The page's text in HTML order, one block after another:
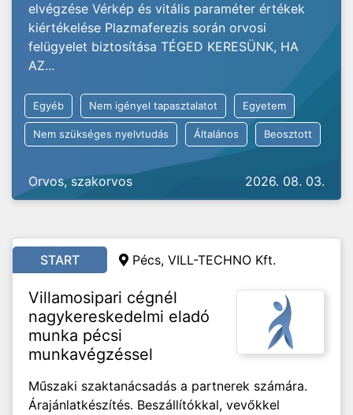
elvégzése Vérkép és vitális paraméter értékek
kiértékelése Plazmaferezis során orvosi
felügyelet biztosítása TÉGED KERESÜNK, HA
AZ...
Egyéb Nem igényel tapasztalatot Egyetem
Nem szükséges nyelvtudás Általános Beosztott
Orvos, szakorvos 2026. 08. 03.
START Pécs, VILL-TECHNO Kft.
Villamosipari cégnél
nagykereskedelmi eladó
munka pécsi
munkavégzéssel
Műszaki szaktanácsadás a partnerek számára.
Árajánlatkészítés. Beszállítókkal, vevőkkel